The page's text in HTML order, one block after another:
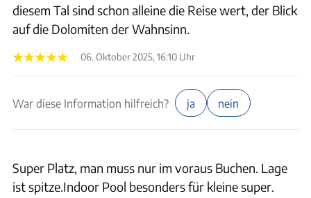
diesem Tal sind schon alleine die Reise wert, der Blick
auf die Dolomiten der Wahnsinn.
06. Oktober 2025, 16:10 Uhr
War diese Information hilfreich? ja nein
Super Platz, man muss nur im voraus Buchen. Lage
ist spitze.Indoor Pool besonders für kleine super.